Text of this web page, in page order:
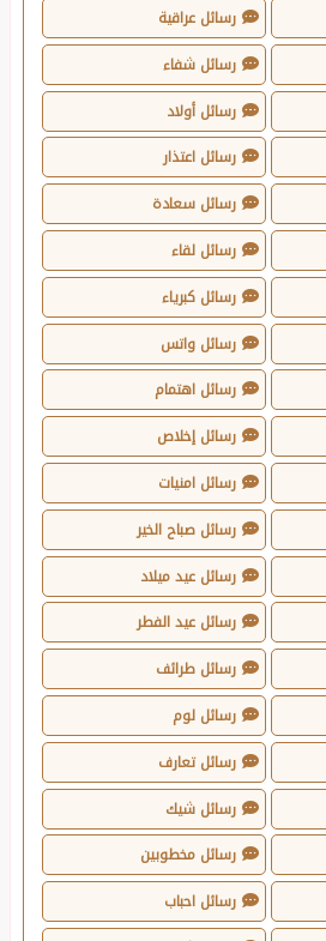
رسائل عراقية
رسائل شفاء
رسائل أولاد
رسائل اعتذار
رسائل سعادة
رسائل لقاء
رسائل كبرياء
رسائل واتس
رسائل اهتمام
رسائل إخلاص
رسائل امنيات
رسائل صباح الخير
رسائل عيد ميلاد
رسائل عيد الفطر
رسائل طرائف
رسائل لوم
رسائل تعارف
رسائل شيك
رسائل مخطوبين
رسائل احباب